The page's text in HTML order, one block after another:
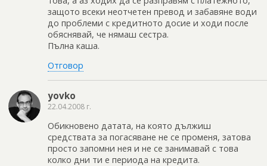
защото всеки неотчетен превод и забавяне води
до проблеми с кредитното досие и ходи после
обяснявай, че нямаш сестра.
Пълна каша.
Отговор
yovko
22.04.2008 г.
Обикновено датата, на която дължиш
средствата за погасяване не се променя, затова
просто запомни нея и не се занимавай с това
колко дни ти е периода на кредита.